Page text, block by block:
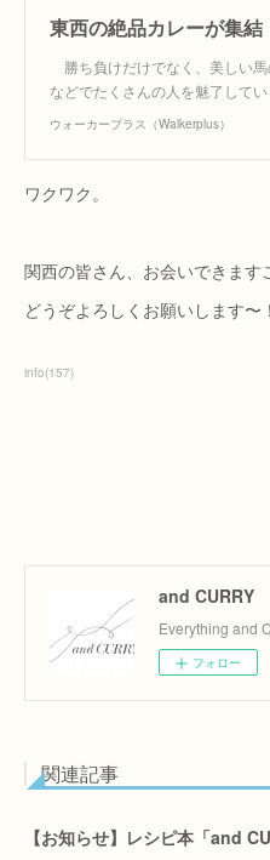
勝ち負けだけでなく、美しい
などでたくさんの人を魅了して
ウォーカープラス（Walkerplus）
ワクワク。
関西の皆さん、お会いできます
どうぞよろしくお願いします〜！
info(157)
and CURRY
Everything and
フォロー
関連記事